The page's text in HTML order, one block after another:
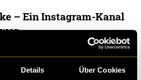
Details Über Cookies
– Ein Instagram-Kanal
nicht, dass die Frauen mehr Rechte
Männer. Feminismus heisst, das al
haben sollen. «Jus